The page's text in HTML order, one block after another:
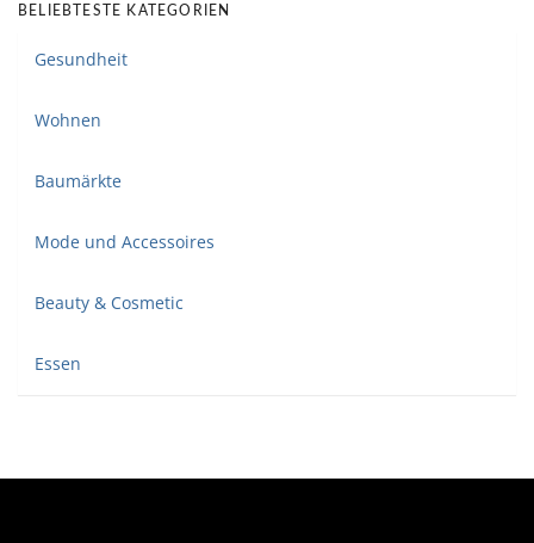
BELIEBTESTE KATEGORIEN
Gesundheit
Wohnen
Baumärkte
Mode und Accessoires
Beauty & Cosmetic
Essen